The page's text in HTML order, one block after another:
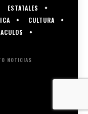
ESTATALES
CULTURA
NOTICIAS